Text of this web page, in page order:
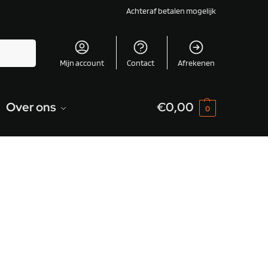
Achteraf betalen mogelijk
Mijn account Contact Afrekenen
Over ons €0,00 0